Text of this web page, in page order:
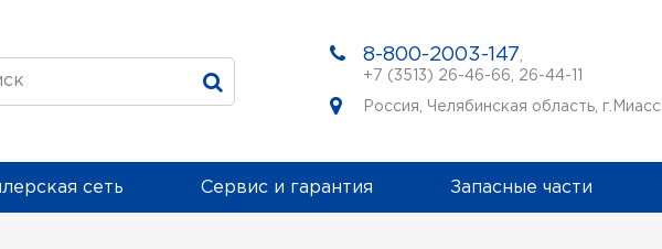
8-800-2003-147
+7 (3513) 26-46-66
26-44-11
Россия, Челябинская область, г.Миасс
сеть Сервис и гарантия Запасные части